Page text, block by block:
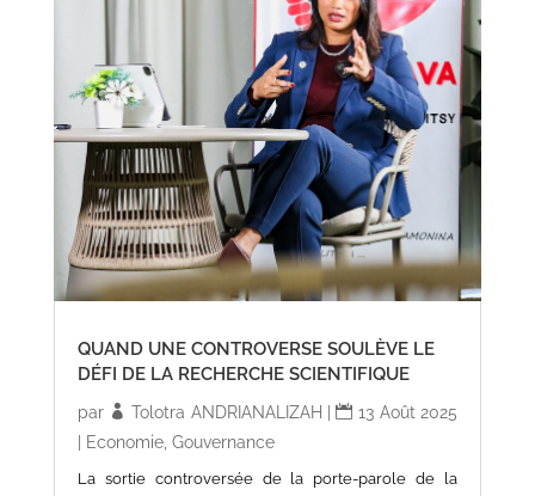
QUAND UNE CONTROVERSE SOULÈVE LE
DÉFI DE LA RECHERCHE SCIENTIFIQUE
par Tolotra ANDRIANALIZAH
13 Août 2025
Economie, Gouvernance
La sortie controversée de la porte-parole de la